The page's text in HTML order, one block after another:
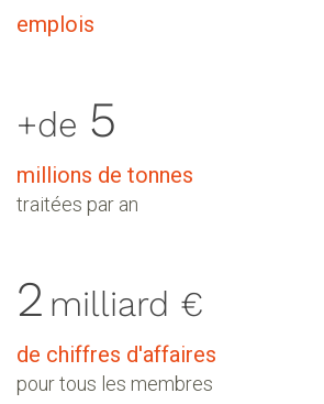
emplois
+de 5
millions de tonnes
traitées par an
2 milliard €
de chiffres d'affaires
pour tous les membres